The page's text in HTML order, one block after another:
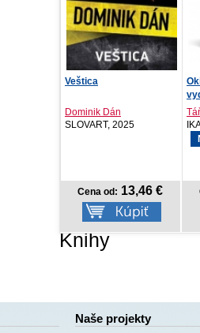
Veštica
Dominik Dán
SLOVART, 2025
Cena od: 13,46 €
Knihy
Naše projekty